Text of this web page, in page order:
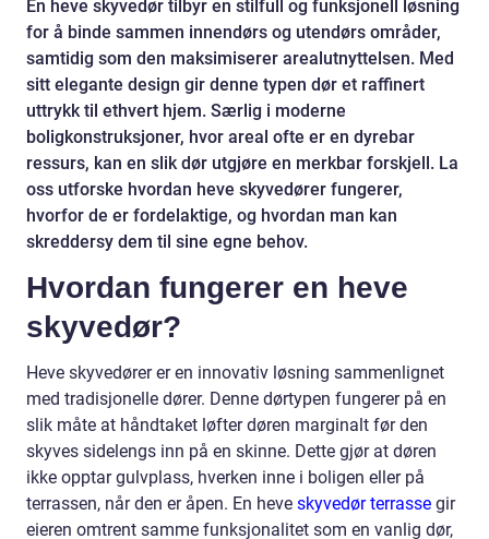
En heve skyvedør tilbyr en stilfull og funksjonell løsning
for å binde sammen innendørs og utendørs områder,
samtidig som den maksimiserer arealutnyttelsen. Med
sitt elegante design gir denne typen dør et raffinert
uttrykk til ethvert hjem. Særlig i moderne
boligkonstruksjoner, hvor areal ofte er en dyrebar
ressurs, kan en slik dør utgjøre en merkbar forskjell. La
oss utforske hvordan heve skyvedører fungerer,
hvorfor de er fordelaktige, og hvordan man kan
skreddersy dem til sine egne behov.
Hvordan fungerer en heve
skyvedør?
Heve skyvedører er en innovativ løsning sammenlignet
med tradisjonelle dører. Denne dørtypen fungerer på en
slik måte at håndtaket løfter døren marginalt før den
skyves sidelengs inn på en skinne. Dette gjør at døren
ikke opptar gulvplass, hverken inne i boligen eller på
terrassen, når den er åpen. En heve skyvedør terrasse gir
eieren omtrent samme funksjonalitet som en vanlig dør,